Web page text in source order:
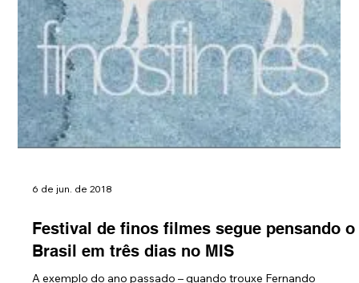
21 de ago. de 2018
filmes ao ar livre
Sesc Avenida Paulista promove a exibição de uma série de
filmes ao ar livre. A...